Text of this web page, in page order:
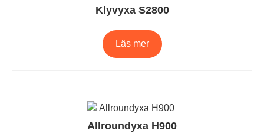
Klyvyxa S2800
Läs mer
Allroundyxa H900